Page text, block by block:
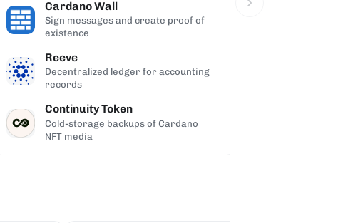
Cardano Wall
Sign messages and create proof of
existence
Reeve
Decentralized ledger for accounting
records
Continuity Token
Cold-storage backups of Cardano
NFT media